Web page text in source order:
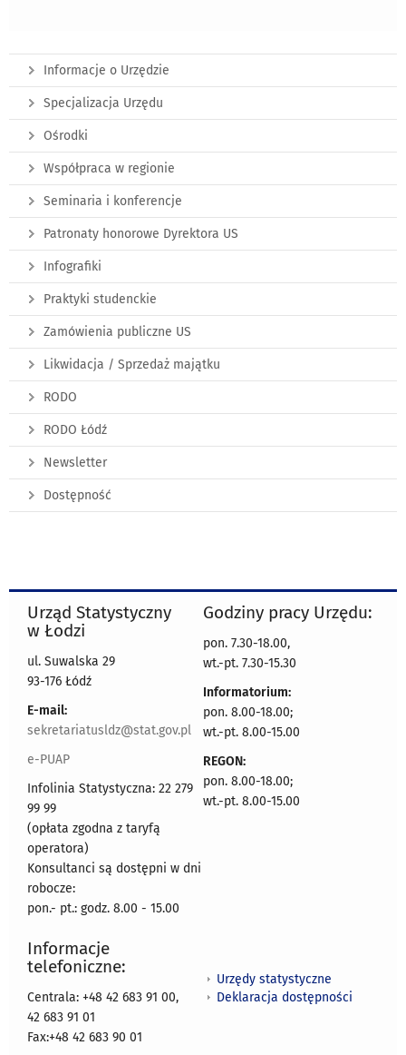
Informacje o Urzędzie
Specjalizacja Urzędu
Ośrodki
Współpraca w regionie
Seminaria i konferencje
Patronaty honorowe Dyrektora US
Infografiki
Praktyki studenckie
Zamówienia publiczne US
Likwidacja / Sprzedaż majątku
RODO
RODO Łódź
Newsletter
Dostępność
Urząd Statystyczny
w Łodzi
ul. Suwalska 29
93-176 Łódź
E-mail:
sekretariatusldz@stat.gov.pl
e-PUAP
Infolinia Statystyczna: 22 279
99 99
(opłata zgodna z taryfą
operatora)
Konsultanci są dostępni w dni
robocze:
pon.- pt.: godz. 8.00 - 15.00
Godziny pracy Urzędu:
pon. 7.30-18.00,
wt.-pt. 7.30-15.30
Informatorium:
pon. 8.00-18.00;
wt.-pt. 8.00-15.00
REGON:
pon. 8.00-18.00;
wt.-pt. 8.00-15.00
Informacje
telefoniczne:
Centrala: +48 42 683 91 00,
42 683 91 01
Fax:+48 42 683 90 01
Urzędy statystyczne
Deklaracja dostępności